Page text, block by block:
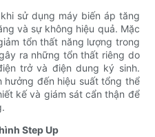
sử dụng máy biến áp tăng
và sự không hiệu quả. Mặc
tổn thất năng lượng trong
ra những tổn thất riêng do
trở và điện dung ký sinh.
đến hiệu suất tổng thể
kế và giám sát cẩn thận để
Step Up